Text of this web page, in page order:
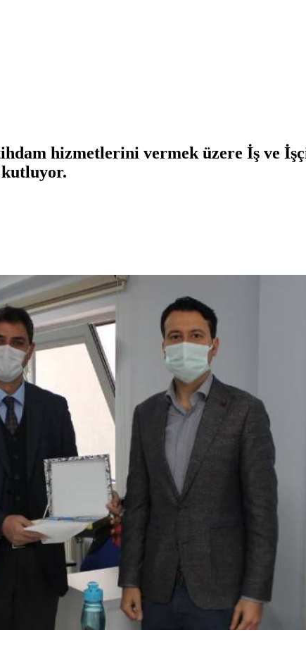
hizmetlerini vermek üzere İş ve